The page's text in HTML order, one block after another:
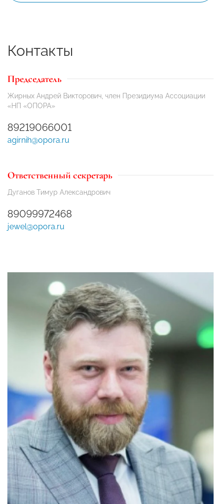
Контакты
Председатель
Жирных Андрей Викторович, член Президиума Ассоциации
«НП «ОПОРА»
89219066001
agirnih@opora.ru
Ответственный секретарь
Дуганов Тимур Александрович
89099972468
jewel@opora.ru